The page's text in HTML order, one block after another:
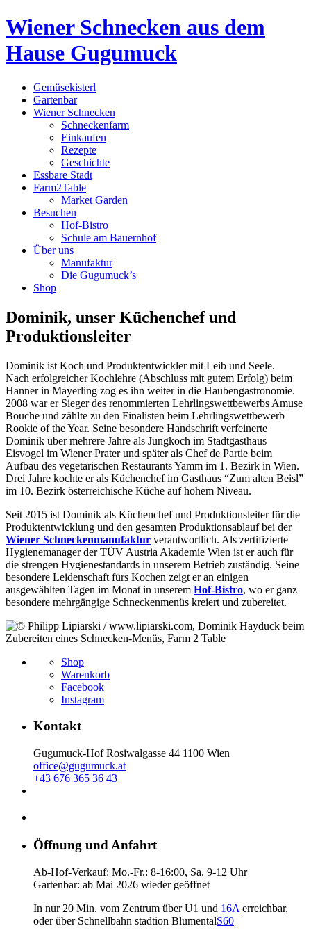
Wiener Schnecken aus dem
Hause Gugumuck
Gemüsekisterl
Gartenbar
Wiener Schnecken
Schneckenfarm
Einkaufen
Rezepte
Geschichte
Essbare Stadt
Farm2Table
Market Garden
Besuchen
Hof-Bistro
Schule am Bauernhof
Über uns
Manufaktur
Die Gugumuck’s
Shop
Dominik, unser Küchenchef und
Produktionsleiter
Dominik ist Koch und Produktentwickler mit Leib und Seele.
Nach erfolgreicher Kochlehre (Abschluss mit gutem Erfolg) beim
Hanner in Mayerling zog es ihn weiter in die Haubengastronomie.
2008 war er Sieger des renommierten Lehrlingswettbewerbs Amuse
Bouche und zählte zu den Finalisten beim Lehrlingswettbewerb
Rookie of the Year. Seine besondere Handschrift verfeinerte
Dominik über mehrere Jahre als Jungkoch im Stadtgasthaus
Eisvogel im Wiener Prater und später als Chef de Partie beim
Aufbau des vegetarischen Restaurants Yamm im 1. Bezirk in Wien.
Drei Jahre kochte er als Küchenchef im Gasthaus “Zum alten Beisl”
im 10. Bezirk österreichische Küche auf hohem Niveau.
Seit 2015 ist Dominik als Küchenchef und Produktionsleiter für die
Produktentwicklung und den gesamten Produktionsablauf bei der
Wiener Schneckenmanufaktur verantwortlich. Als zertifizierte
Hygienemanager der TÜV Austria Akademie Wien ist er auch für
die strengen Hygienestandards in unserem Betrieb zuständig. Seine
besondere Leidenschaft fürs Kochen zeigt er an einigen
ausgewählten Tagen im Monat in unserem Hof-Bistro, wo er ganz
besondere mehrgängige Schneckenmenüs kreiert und zubereitet.
Shop
Warenkorb
Facebook
Instagram
Kontakt
Gugumuck-Hof Rosiwalgasse 44 1100 Wien
office@gugumuck.at
+43 676 365 36 43
Öffnung und Anfahrt
Ab-Hof-Verkauf: Mo.-Fr.: 8-16:00, Sa. 9-12 Uhr
Gartenbar: ab Mai 2026 wieder geöffnet
In nur 20 Min. vom Zentrum über U1 und 16A erreichbar,
oder über Schnellbahn stadtion BlumentalS60